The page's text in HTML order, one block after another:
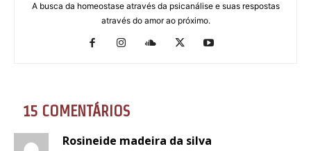
A busca da homeostase através da psicanálise e suas respostas
através do amor ao próximo.
15 COMENTÁRIOS
Rosineide madeira da silva